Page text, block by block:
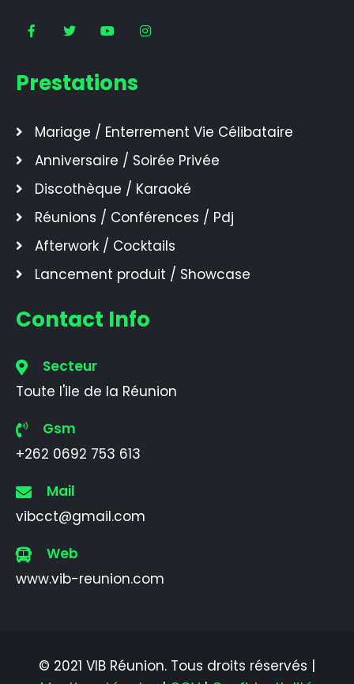
Prestations
Mariage / Enterrement Vie Célibataire
Anniversaire / Soirée Privée
Discothèque / Karaoké
Réunions / Conférences / Pdj
Afterwork / Cocktails
Lancement produit / Showcase
Contact Info
Secteur
Toute l'ile de la Réunion
Gsm
+262 0692 753 613
Mail
vibcct@gmail.com
Web
www.vib-reunion.com
© 2021 VIB Réunion. Tous droits réservés |